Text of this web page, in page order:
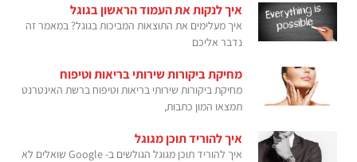
איך לנקות את העמוד הראשון בגוגל
איך מעלימים את התוצאות המביכות בגוגל? במאמר זה
נדבר אליכם
מחיקת ביקורות שירותי בריאות וטיפוח
מחיקת ביקורות שירותי בריאות וטיפוח ברשת האינטרנט
תמצאו המון כתבות,
איך להוריד תוכן מגוגל
איך להוריד תוכן מגוגל הגולשים ב- Google שואלים לא